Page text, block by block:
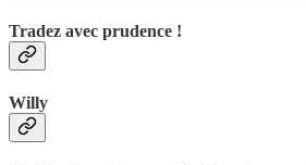
Tradez avec prudence !
Willy